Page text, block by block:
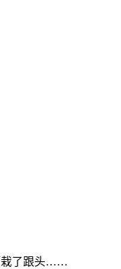
栽了跟头……